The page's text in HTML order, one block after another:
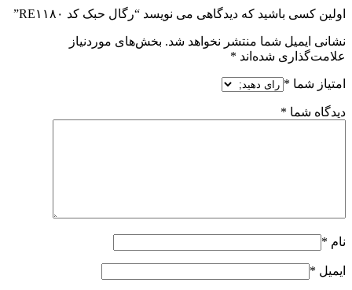
اولین کسی باشید که دیدگاهی می نویسد “رگال حبک کد RE۱۱۸۰”
نشانی ایمیل شما منتشر نخواهد شد. بخش‌های موردنیاز
علامت‌گذاری شده‌اند *
امتیاز شما *
دیدگاه شما *
نام *
ایمیل *